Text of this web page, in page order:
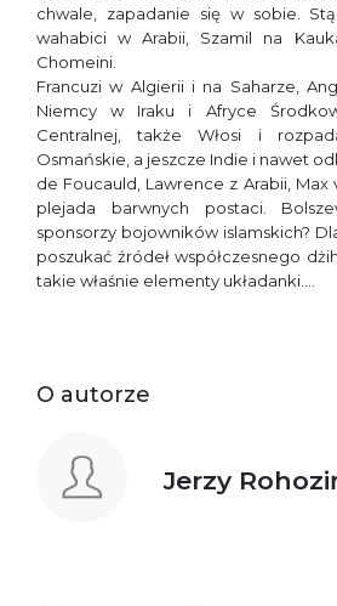
chwale, zapadanie się w sobie.
wahabici w Arabii, Szamil na
Chomeini.
Francuzi w Algierii i na Saharze,
Niemcy w Iraku i Afryce
Centralnej, także Włosi i
Osmańskie, a jeszcze Indie i nawet
de Foucauld, Lawrence z Arabii, Max
plejada barwnych postaci.
sponsorzy bojowników islamskich?
poszukać źródeł współczesnego
takie właśnie elementy układanki….
O autorze
Jerzy